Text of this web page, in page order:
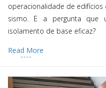
operacionalidade de
sismo. E a pergunta que
isolamento de base eficaz?
Read More